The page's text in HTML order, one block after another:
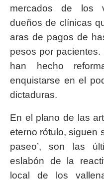
mercados de los
dueños de clínicas
aras de pagos de
pesos por
han hecho
enquistarse en el
dictaduras.
En el plano de las
eterno rótulo, siguen
paseo’, son las
eslabón de la
local de los